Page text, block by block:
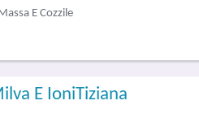
E Cozzile
E IoniTiziana